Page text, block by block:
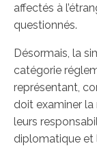
affectés à
questionnés.
Désormais, la
catégorie
représentant,
doit examiner
leurs
diplomatique et